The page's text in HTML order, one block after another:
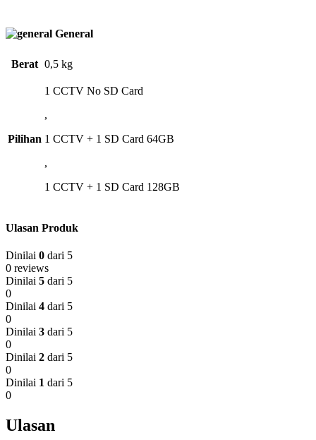
General
Berat 0,5 kg
Pilihan
1 CCTV No SD Card
,
1 CCTV + 1 SD Card 64GB
,
1 CCTV + 1 SD Card 128GB
Ulasan Produk
Dinilai 0 dari 5
0 reviews
Dinilai 5 dari 5
0
Dinilai 4 dari 5
0
Dinilai 3 dari 5
0
Dinilai 2 dari 5
0
Dinilai 1 dari 5
0
Ulasan